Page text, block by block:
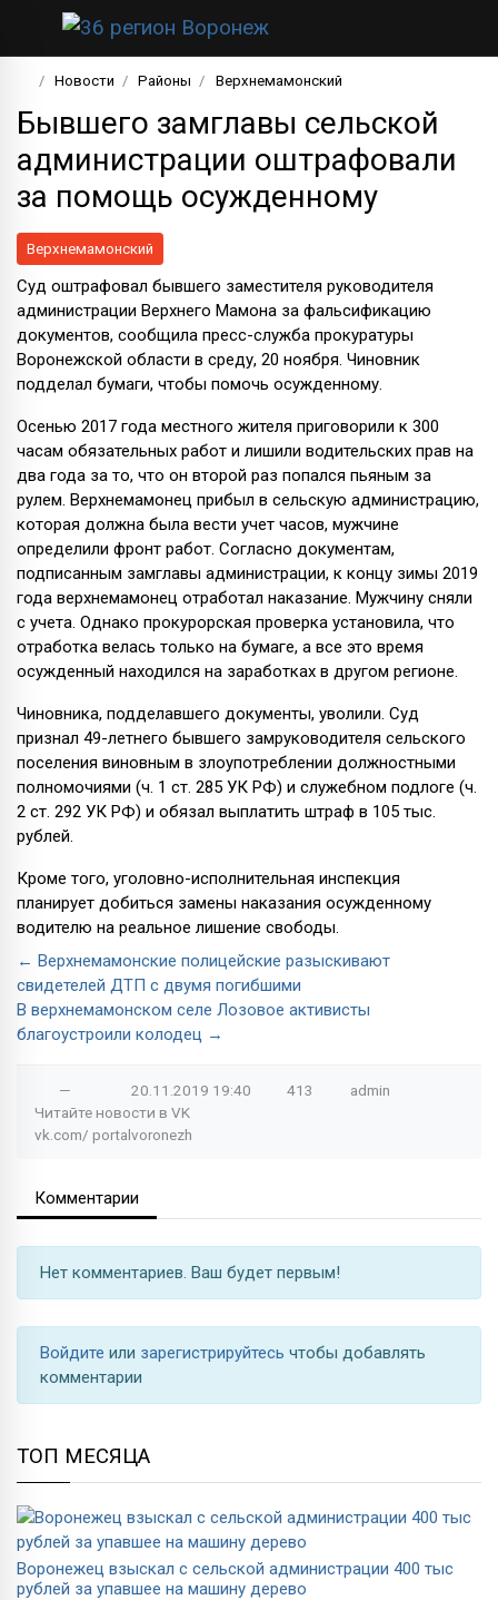
Новости Районы Верхнемамонский
Бывшего замглавы сельской
администрации оштрафовали
за помощь осужденному
Верхнемамонский
Суд оштрафовал бывшего заместителя руководителя
администрации Верхнего Мамона за фальсификацию
документов, сообщила пресс-служба прокуратуры
Воронежской области в среду, 20 ноября. Чиновник
подделал бумаги, чтобы помочь осужденному.
Осенью 2017 года местного жителя приговорили к 300
часам обязательных работ и лишили водительских прав на
два года за то, что он второй раз попался пьяным за
рулем. Верхнемамонец прибыл в сельскую администрацию,
которая должна была вести учет часов, мужчине
определили фронт работ. Согласно документам,
подписанным замглавы администрации, к концу зимы 2019
года верхнемамонец отработал наказание. Мужчину сняли
с учета. Однако прокурорская проверка установила, что
отработка велась только на бумаге, а все это время
осужденный находился на заработках в другом регионе.
Чиновника, подделавшего документы, уволили. Суд
признал 49-летнего бывшего замруководителя сельского
поселения виновным в злоупотреблении должностными
полномочиями (ч. 1 ст. 285 УК РФ) и служебном подлоге (ч.
2 ст. 292 УК РФ) и обязал выплатить штраф в 105 тыс.
рублей.
Кроме того, уголовно-исполнительная инспекция
планирует добиться замены наказания осужденному
водителю на реальное лишение свободы.
← Верхнемамонские полицейские разыскивают
свидетелей ДТП с двумя погибшими
В верхнемамонском селе Лозовое активисты
благоустроили колодец →
— 20.11.2019 19:40 413
admin
Читайте новости в VK
vk.com/ portalvoronezh
Комментарии
Нет комментариев. Ваш будет первым!
Войдите или зарегистрируйтесь чтобы добавлять
комментарии
ТОП МЕСЯЦА
Воронежец взыскал с сельской администрации 400 тыс
рублей за упавшее на машину дерево